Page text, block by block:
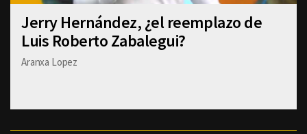
Jerry Hernández, ¿el reemplazo de
Luis Roberto Zabalegui?
Aranxa Lopez